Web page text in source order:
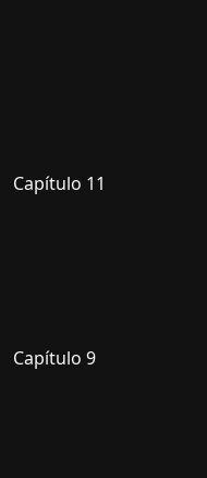
Capítulo 11
Capítulo 9